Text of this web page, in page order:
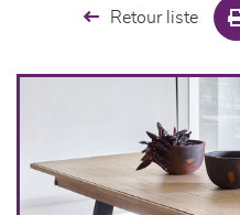
cuisine & sur-mesure
décoration
Retour liste